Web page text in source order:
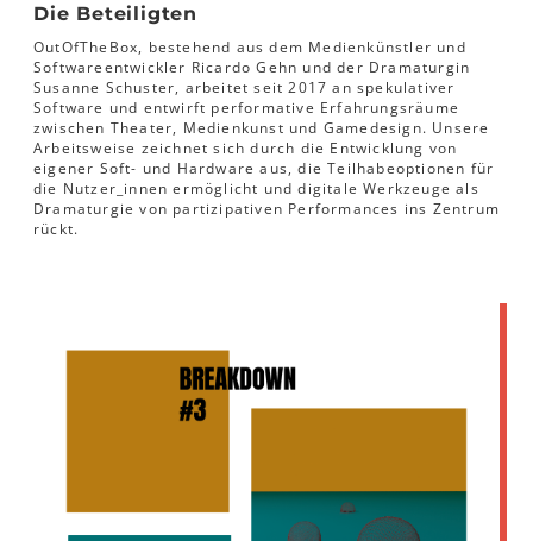
Die Beteiligten
OutOfTheBox, bestehend aus dem Medienkünstler und
Softwareentwickler Ricardo Gehn und der Dramaturgin
Susanne Schuster, arbeitet seit 2017 an spekulativer
Software und entwirft performative Erfahrungsräume
zwischen Theater, Medienkunst und Gamedesign. Unsere
Arbeitsweise zeichnet sich durch die Entwicklung von
eigener Soft- und Hardware aus, die Teilhabeoptionen für
die Nutzer_innen ermöglicht und digitale Werkzeuge als
Dramaturgie von partizipativen Performances ins Zentrum
rückt.